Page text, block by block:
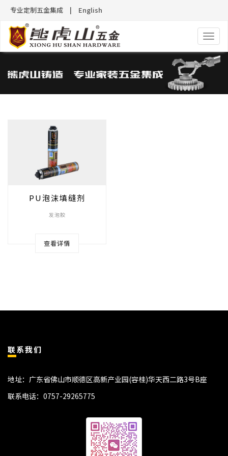
专业定制五金集成 | English
导
航
PU泡沫填缝剂
发泡胶
查看详情
联系我们
地址：广东省佛山市顺德区高新产业园(容桂)华天西二路3号B座
联系电话： 0757-29265775